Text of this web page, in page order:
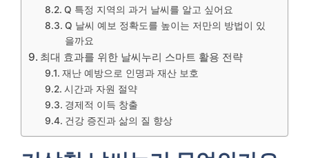
Q 특정 지역의 과거 날씨를 알고 싶어요
Q 날씨 예보 정확도를 높이는 저만의 방법이 있
을까요
최대 효과를 위한 날씨누리 스마트 활용 전략
재난 예방으로 인명과 재산 보호
시간과 자원 절약
경제적 이득 창출
건강 증진과 삶의 질 향상